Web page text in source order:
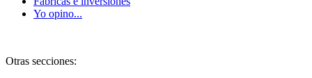
Yo opino...
Otras secciones: